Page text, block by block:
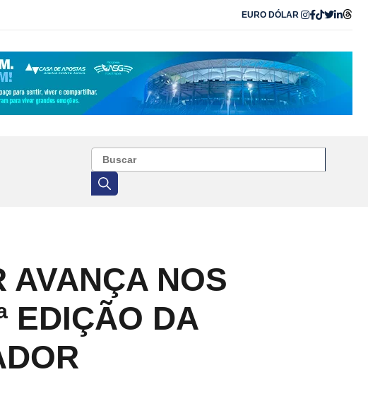
EURO DÓLAR
AVANÇA NOS
EDIÇÃO DA